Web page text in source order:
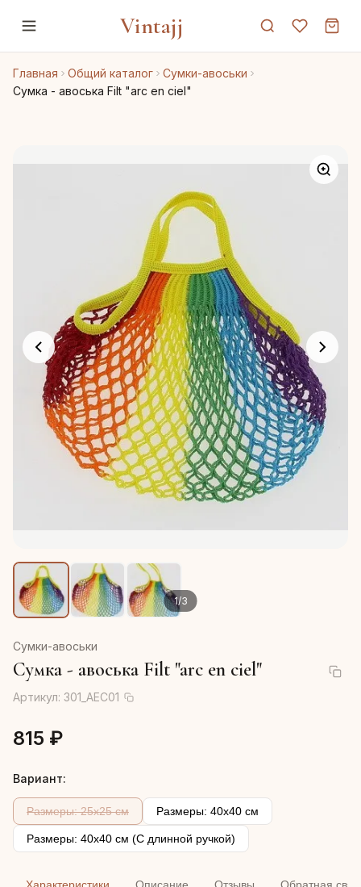
Vintajj
Главная Общий каталог
Сумки-авоськи
Сумка - авоська Filt "arc en ciel"
1/3
Сумки-авоськи
Сумка - авоська Filt "arc en ciel"
Артикул: 301_AEC01
815 ₽
Вариант:
Размеры: 25x25 см Размеры: 40x40 см
Размеры: 40x40 см (С длинной ручкой)